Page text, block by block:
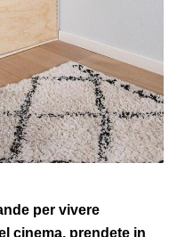
per vivere
cinema, prendete in